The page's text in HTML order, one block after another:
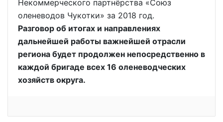
Некоммерческого партнёрства «Союз
оленеводов Чукотки» за 2018 год.
Разговор об итогах и направлениях
дальнейшей работы важнейшей отрасли
региона будет продолжен непосредственно в
каждой бригаде всех 16 оленеводческих
хозяйств округа.